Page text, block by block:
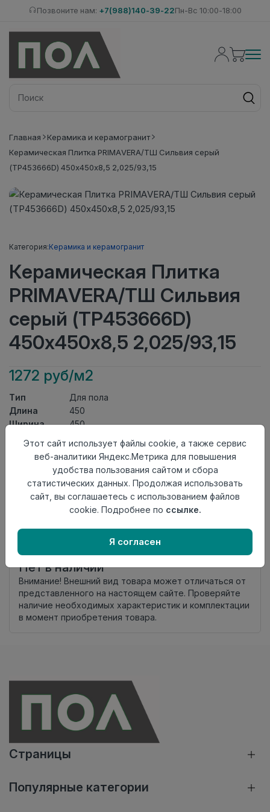
Позвоните нам: +7(988)140-39-22Пн-Вс 10:00-18:00
Главная
Керамика и керамогранит
Керамическая Плитка PRIMAVERA/ТШ Сильвия серый
(ТР453666D) 450х450х8,5 2,025/93,15
Категория:Керамика и керамогранит
Керамическая Плитка
PRIMAVERA/ТШ Сильвия
серый (ТР453666D)
450х450х8,5 2,025/93,15
1272 руб/м2
Тип
Для пола
Длина
450
Ширина
450
Керамическая Плитка
матовая
Киргизия
Номер
Книга с коллекциями
Нет в наличии
Внимание! Внешний вид товара может отличаться от
представленного на настоящем сайте. Проверяйте
наличие необходимых характеристик и комплектации
в момент приобретения товара.
Страницы
Популярные категории
Этот сайт использует файлы cookie, а также сервис
веб-аналитики Яндекс.Метрика для повышения
удобства пользования сайтом и сбора
статистических данных. Продолжая использовать
сайт, вы соглашаетесь с использованием файлов
cookie. Подробнее по ссылке.
Я согласен